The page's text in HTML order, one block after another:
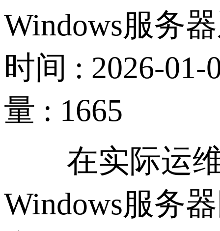
Windows服务
时间 : 2026-01-
量 : 1665
在实际运维
Windows服务